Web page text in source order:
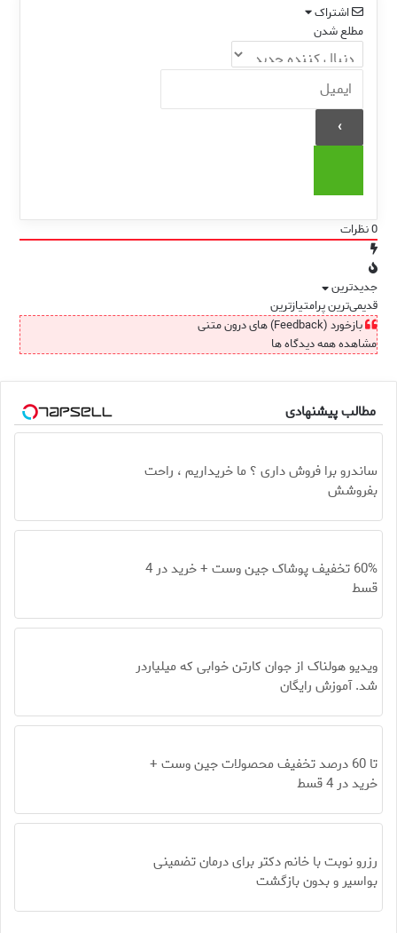
اشتراک
مطلع شدن
0نظرات
جدیدترین
قدیمی‌ترینپرامتیازترین
بازخورد (Feedback) های درون متنی
مشاهده همه دیدگاه ها
مطالب پیشنهادی
ساندرو برا فروش داری ؟ ما خریداریم ، راحت
بفروشش
60% تخفیف پوشاک جین وست + خرید در 4
قسط
ویدیو هولناک از جوان کارتن خوابی که میلیاردر
شد. آموزش رایگان
تا 60 درصد تخفیف محصولات جین وست +
خرید در 4 قسط
رزرو نوبت با خانم دکتر برای درمان تضمینی
بواسیر و بدون بازگشت